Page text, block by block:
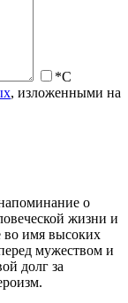
*С
, изложенными на
о
жизни и
во имя высоких
мужеством и
долг за